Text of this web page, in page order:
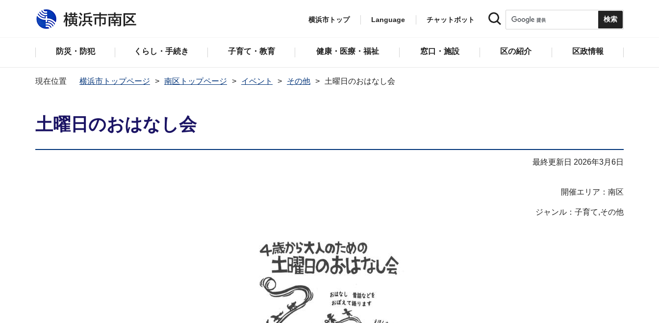
横浜市トップ Language チャットボット
防災・防犯 くらし・手続き 子育て・教育 健康・医療・福祉 窓口・施設 区の紹介 区政情報
現在位置 横浜市トップページ 南区トップページ イベント その他 土曜日のおはなし会
土曜日のおはなし会
最終更新日 2026年3月6日
開催エリア：南区
ジャンル：子育て,その他